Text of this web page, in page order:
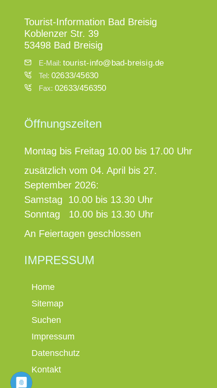
Tourist-Information Bad Breisig
Koblenzer Str. 39
53498 Bad Breisig
E-Mail: tourist-info@bad-breisig.de
Tel: 02633/45630
Fax: 02633/456350
Öffnungszeiten
Montag bis Freitag 10.00 bis 17.00 Uhr
zusätzlich vom 04. April bis 27.
September 2026:
Samstag 10.00 bis 13.30 Uhr
Sonntag 10.00 bis 13.30 Uhr
An Feiertagen geschlossen
IMPRESSUM
Home
Sitemap
Suchen
Impressum
Datenschutz
Kontakt